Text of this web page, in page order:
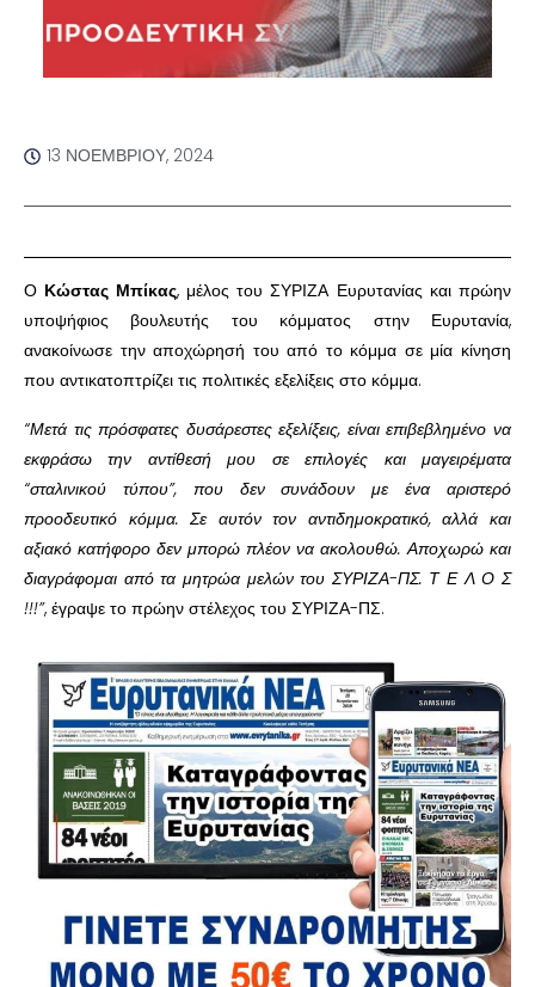
13 ΝΟΕΜΒΡΊΟΥ, 2024
Ο Κώστας Μπίκας, μέλος του ΣΥΡΙΖΑ Ευρυτανίας και πρώην
υποψήφιος βουλευτής του κόμματος στην Ευρυτανία,
ανακοίνωσε την αποχώρησή του από το κόμμα σε μία κίνηση
που αντικατοπτρίζει τις πολιτικές εξελίξεις στο κόμμα.
“Μετά τις πρόσφατες δυσάρεστες εξελίξεις, είναι επιβεβλημένο να
εκφράσω την αντίθεσή μου σε επιλογές και μαγειρέματα
“σταλινικού τύπου”, που δεν συνάδουν με ένα αριστερό
προοδευτικό κόμμα. Σε αυτόν τον αντιδημοκρατικό, αλλά και
αξιακό κατήφορο δεν μπορώ πλέον να ακολουθώ. Αποχωρώ και
διαγράφομαι από τα μητρώα μελών του ΣΥΡΙΖΑ-ΠΣ. Τ Ε Λ Ο Σ
!!!”, έγραψε το πρώην στέλεχος του ΣΥΡΙΖΑ-ΠΣ.